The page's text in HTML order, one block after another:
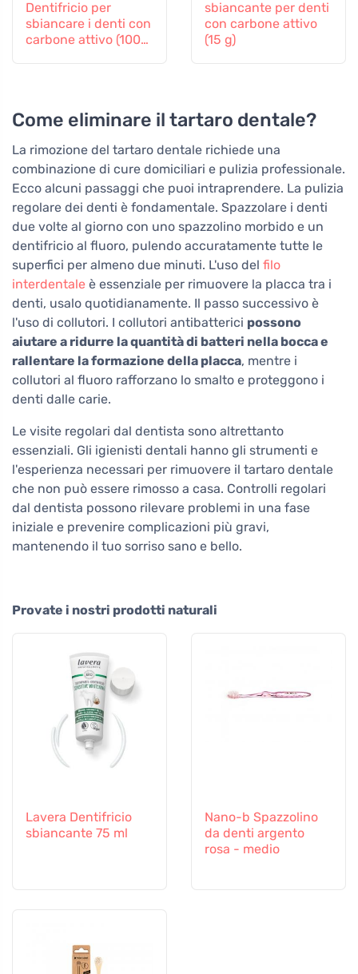
Dentifricio per
sbiancare i denti con
carbone attivo (100
sbiancante per denti
con carbone attivo
(15 g)
Come eliminare il tartaro dentale?
La rimozione del tartaro dentale richiede una
combinazione di cure domiciliari e pulizia professionale.
Ecco alcuni passaggi che puoi intraprendere. La pulizia
regolare dei denti è fondamentale. Spazzolare i denti
due volte al giorno con uno spazzolino morbido e un
dentifricio al fluoro, pulendo accuratamente tutte le
superfici per almeno due minuti. L'uso del filo
interdentale è essenziale per rimuovere la placca tra i
denti, usalo quotidianamente. Il passo successivo è
l'uso di collutori. I collutori antibatterici possono
aiutare a ridurre la quantità di batteri nella bocca e
rallentare la formazione della placca, mentre i
collutori al fluoro rafforzano lo smalto e proteggono i
denti dalle carie.
Le visite regolari dal dentista sono altrettanto
essenziali. Gli igienisti dentali hanno gli strumenti e
l'esperienza necessari per rimuovere il tartaro dentale
che non può essere rimosso a casa. Controlli regolari
dal dentista possono rilevare problemi in una fase
iniziale e prevenire complicazioni più gravi,
mantenendo il tuo sorriso sano e bello.
Provate i nostri prodotti naturali
Lavera Dentifricio
sbiancante 75 ml
Nano-b Spazzolino
da denti argento
rosa - medio